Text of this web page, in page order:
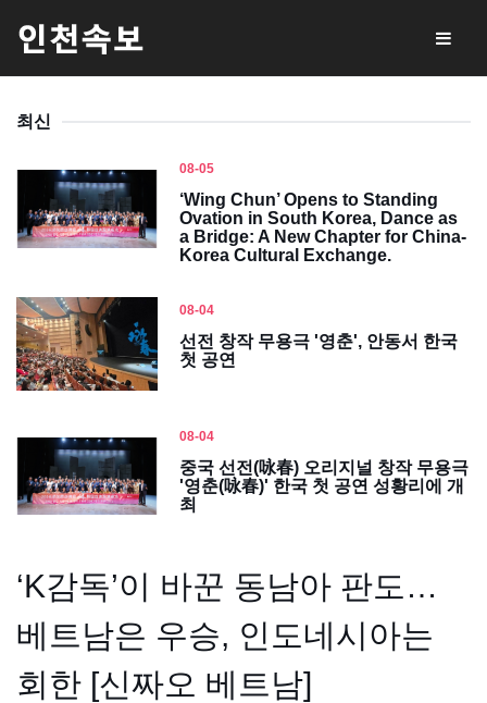
최신
08-05
‘Wing Chun’ Opens to Standing
Ovation in South Korea, Dance as
a Bridge: A New Chapter for China-
Korea Cultural Exchange.
08-04
선전 창작 무용극 '영춘', 안동서 한국
첫 공연
08-04
중국 선전(咏春) 오리지널 창작 무용극
'영춘(咏春)' 한국 첫 공연 성황리에 개
최
‘K감독’이 바꾼 동남아 판도…
베트남은 우승, 인도네시아는
회한 [신짜오 베트남]